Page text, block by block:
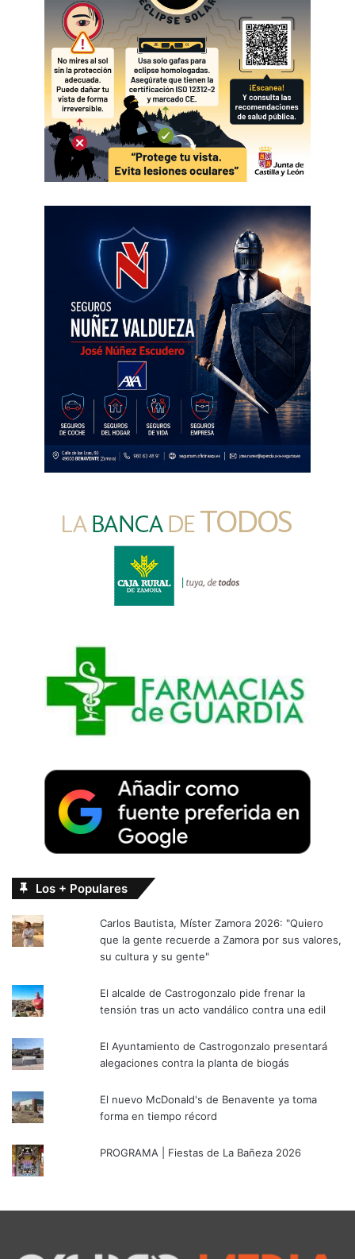
Los + Populares
Carlos Bautista, Míster Zamora 2026: "Quiero
que la gente recuerde a Zamora por sus valores,
su cultura y su gente"
El alcalde de Castrogonzalo pide frenar la
tensión tras un acto vandálico contra una edil
El Ayuntamiento de Castrogonzalo presentará
alegaciones contra la planta de biogás
El nuevo McDonald's de Benavente ya toma
forma en tiempo récord
PROGRAMA | Fiestas de La Bañeza 2026